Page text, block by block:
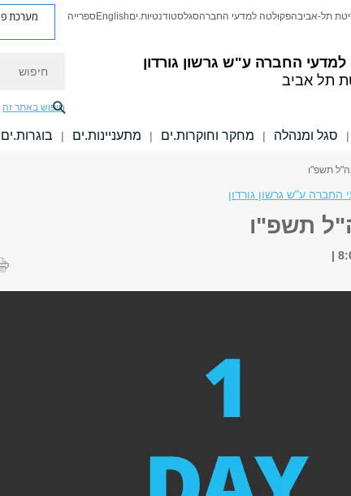
למדעי החברה ע"ש גרשון גורדון
תל אביב
תל-אביבהפקולטה למדעי החברהסגלסטודנטיות.יםEnglishספרייה מערכת
חיפוש באתר זה
| סגל ומנהלה | מחקר וחוקרות.ים | מתעניינות.ים | בוגרות.ים
תשפ"ו
החברה ע"ש גרשון גורדון
תשפ"ו